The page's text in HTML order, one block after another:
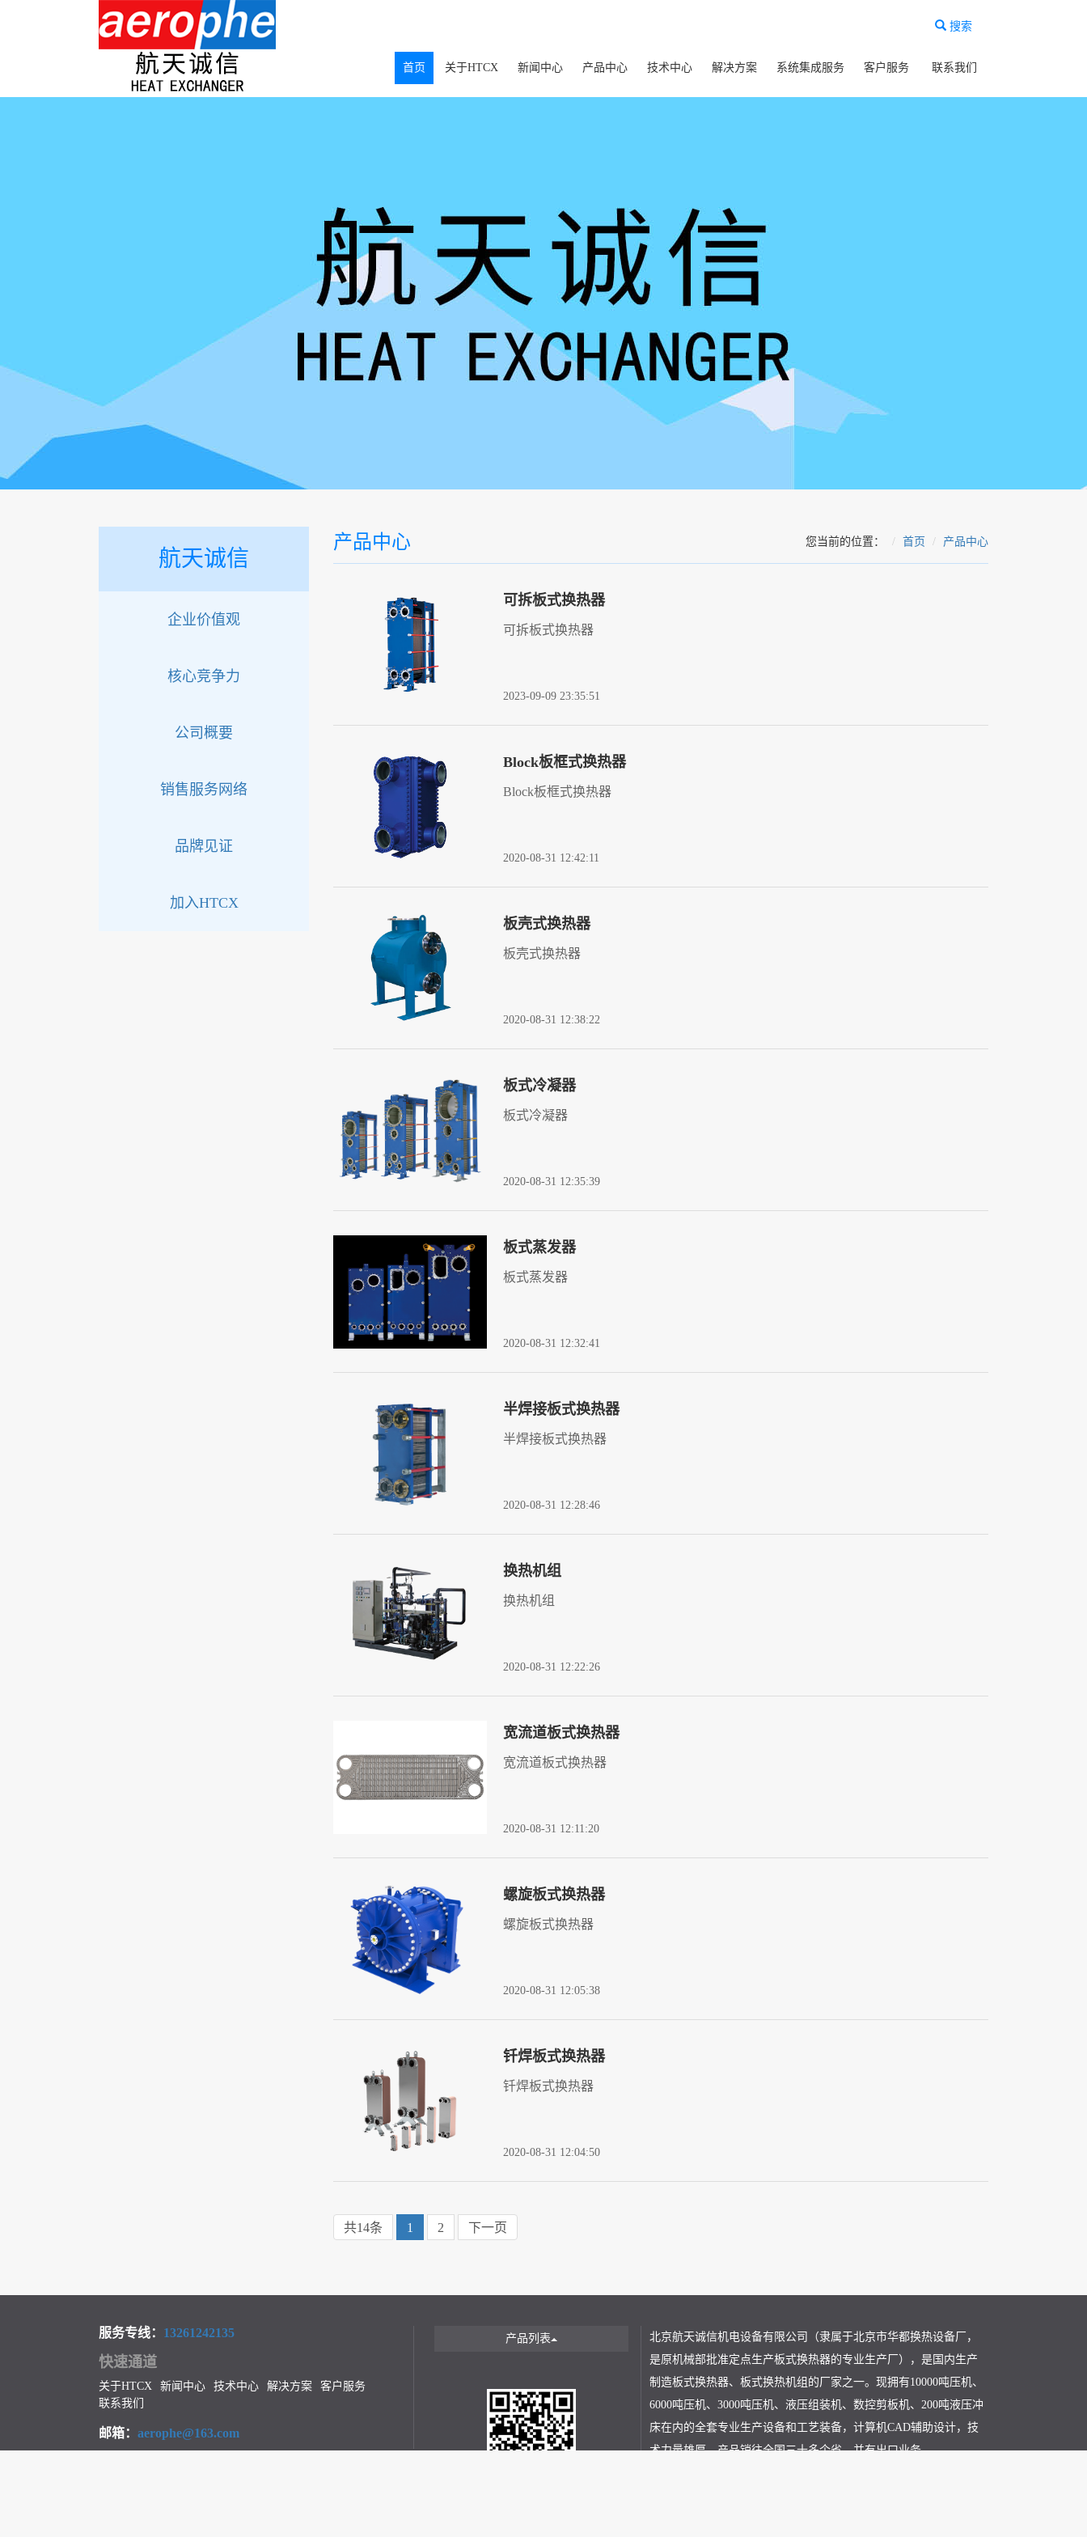
搜索
联系我们
客户服务
系统集成服务
解决方案
技术中心
产品中心
新闻中心
关于HTCX
首页
航天诚信
企业价值观
核心竞争力
公司概要
销售服务网络
品牌见证
加入HTCX
产品中心 您当前的位置： 首页 产品中心
可拆板式换热器
可拆板式换热器
2023-09-09 23:35:51
Block板框式换热器
Block板框式换热器
2020-08-31 12:42:11
板壳式换热器
板壳式换热器
2020-08-31 12:38:22
板式冷凝器
板式冷凝器
2020-08-31 12:35:39
板式蒸发器
板式蒸发器
2020-08-31 12:32:41
半焊接板式换热器
半焊接板式换热器
2020-08-31 12:28:46
换热机组
换热机组
2020-08-31 12:22:26
宽流道板式换热器
宽流道板式换热器
2020-08-31 12:11:20
螺旋板式换热器
螺旋板式换热器
2020-08-31 12:05:38
钎焊板式换热器
钎焊板式换热器
2020-08-31 12:04:50
共14条 1 2 下一页
服务专线： 13261242135
快速通道
关于HTCX 新闻中心 技术中心 解决方案
客户服务
联系我们
邮箱： aerophe@163.com
北京航天诚信机电设备有限公司（隶属于北京市华都换热设备厂，
是原机械部批准定点生产板式换热器的专业生产厂），是国内生产
制造板式换热器、板式换热机组的厂家之一。现拥有10000吨压机、
6000吨压机、3000吨压机、液压组装机、数控剪板机、200吨液压冲
床在内的全套专业生产设备和工艺装备，计算机CAD辅助设计，技
术力量雄厚，产品销往全国三十多个省、并有出口业务。
产品列表